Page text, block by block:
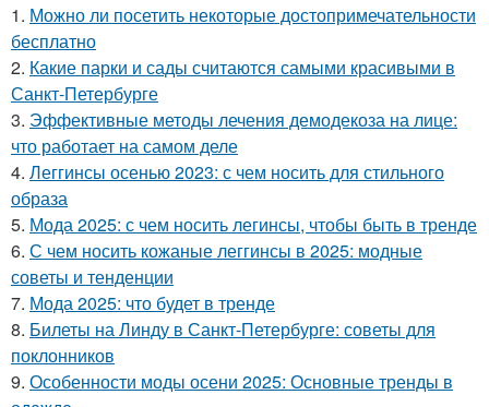
1. Можно ли посетить некоторые достопримечательности
бесплатно
2. Какие парки и сады считаются самыми красивыми в
Санкт-Петербурге
3. Эффективные методы лечения демодекоза на лице:
что работает на самом деле
4. Леггинсы осенью 2023: с чем носить для стильного
образа
5. Мода 2025: с чем носить легинсы, чтобы быть в тренде
6. С чем носить кожаные леггинсы в 2025: модные
советы и тенденции
7. Мода 2025: что будет в тренде
8. Билеты на Линду в Санкт-Петербурге: советы для
поклонников
9. Особенности моды осени 2025: Основные тренды в